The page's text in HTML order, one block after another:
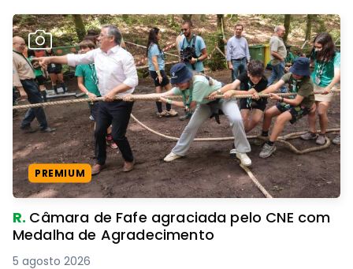
PREMIUM
R. Câmara de Fafe agraciada pelo CNE com
Medalha de Agradecimento
5 agosto 2026